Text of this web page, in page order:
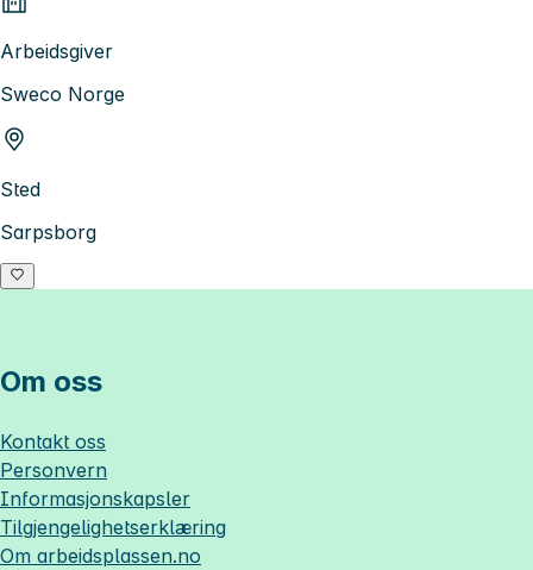
Arbeidsgiver
Sweco Norge
Sted
Sarpsborg
Om oss
Kontakt oss
Personvern
Informasjonskapsler
Tilgjengelighetserklæring
Om arbeidsplassen.no